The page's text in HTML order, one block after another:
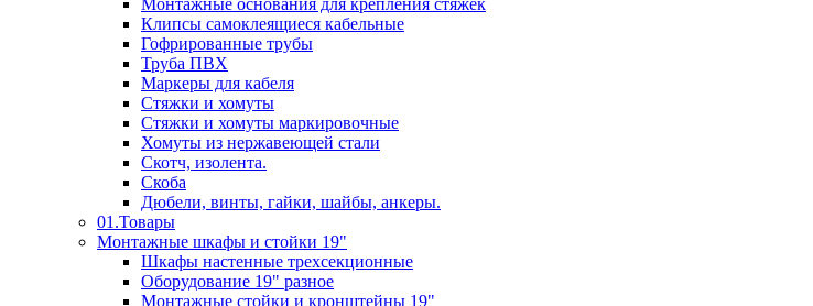
Монтажные основания для крепления стяжек
Клипсы самоклеящиеся кабельные
Гофрированные трубы
Труба ПВХ
Маркеры для кабеля
Стяжки и хомуты
Стяжки и хомуты маркировочные
Хомуты из нержавеющей стали
Скотч, изолента.
Скоба
Дюбели, винты, гайки, шайбы, анкеры.
01.Товары
Монтажные шкафы и стойки 19"
Шкафы настенные трехсекционные
Оборудование 19" разное
Монтажные стойки и кронштейны 19"